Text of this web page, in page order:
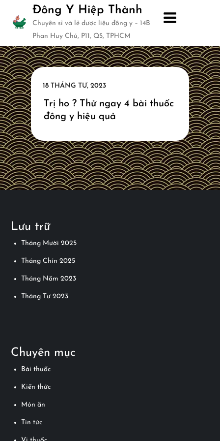
content
Đông Y Hiệp Thành
Chuyên sỉ và lẻ dược liệu đông y – 14B
Phan Huy Chú, P11, Q5, TPHCM
Trị ho ? Thử ngay 4 bài thuốc
đông y hiệu quả
Lưu trữ
Tháng Mười 2025
Tháng Chín 2025
Tháng Năm 2023
Tháng Tư 2023
Chuyên mục
Bài thuốc
Kiến thức
Món ăn
Tin tức